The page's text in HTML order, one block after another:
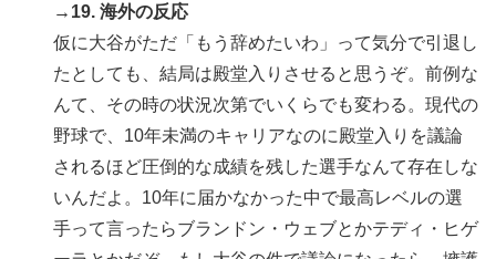
→19. 海外の反応
仮に大谷がただ「もう辞めたいわ」って気分で引退し
たとしても、結局は殿堂入りさせると思うぞ。前例な
んて、その時の状況次第でいくらでも変わる。現代の
野球で、10年未満のキャリアなのに殿堂入りを議論
されるほど圧倒的な成績を残した選手なんて存在しな
いんだよ。10年に届かなかった中で最高レベルの選
手って言ったらブランドン・ウェブとかテディ・ヒゲ